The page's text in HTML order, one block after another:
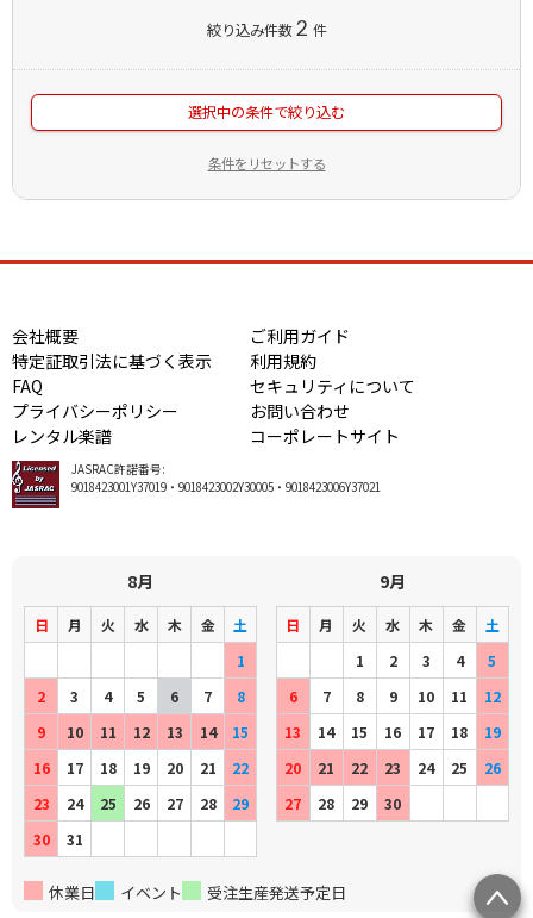
絞り込み件数 2 件
選択中の条件で絞り込む
条件をリセットする
会社概要
ご利用ガイド
特定証取引法に基づく表示
利用規約
FAQ
セキュリティについて
プライバシーポリシー
お問い合わせ
レンタル楽譜
コーポレートサイト
JASRAC許諾番号:
9018423001Y37019・9018423002Y30005・9018423006Y37021
8月
日 月 火 水 木 金
土
1
2
3 4 5 6 7
8
9
10 11 12 13 14
15
16
17 18 19 20 21
22
23
24 25 26 27 28
29
30
31
9月
日 月 火 水 木 金
土
1
2 3 4
5
6
7 8 9 10 11
12
13
14 15 16 17 18
19
20
21 22 23 24 25
26
27
28 29 30
休業日 イベント 受注生産発送予定日